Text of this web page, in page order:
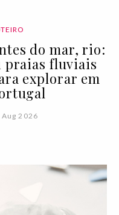
do mar, rio:
praias fluviais
explorar em
Aug 2026